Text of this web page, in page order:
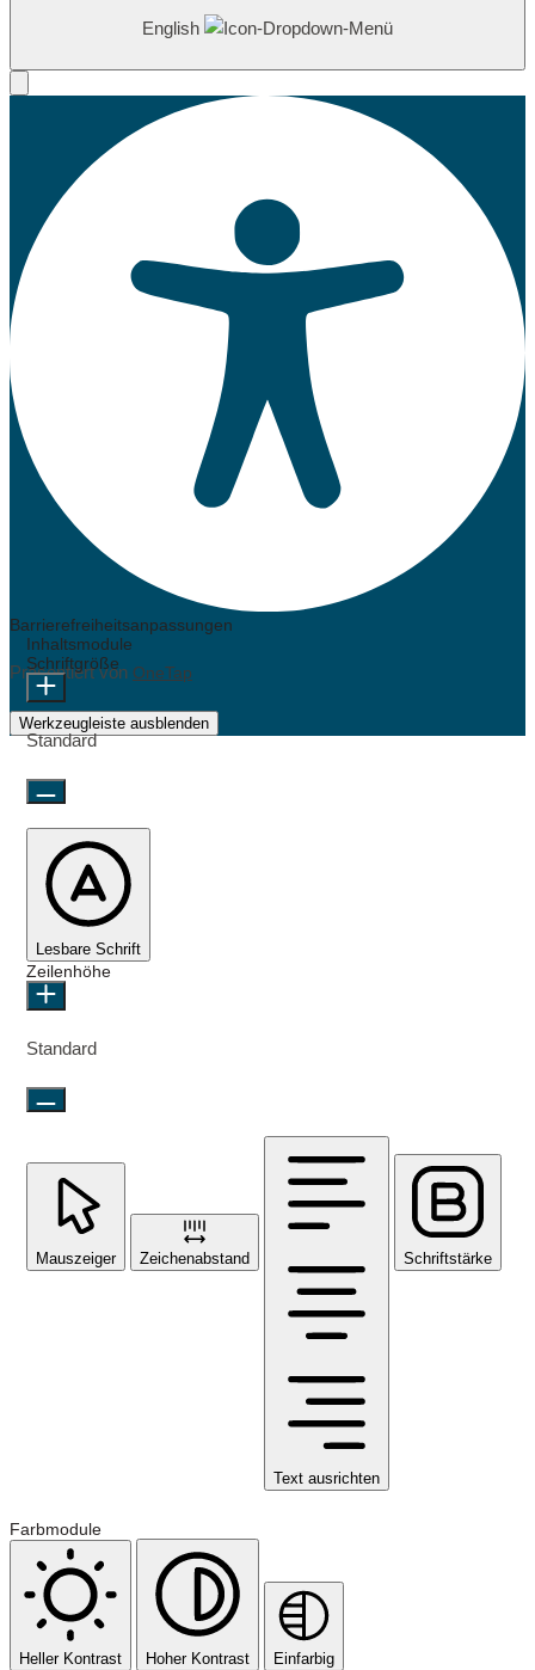
English
Barrierefreiheitsanpassungen
Präsentiert von OneTap
Werkzeugleiste ausblenden
Inhaltsmodule
Schriftgröße
Standard
Lesbare Schrift
Zeilenhöhe
Standard
Mauszeiger Zeichenabstand
Text ausrichten
Schriftstärke
Farbmodule
Heller Kontrast Hoher Kontrast Einfarbig